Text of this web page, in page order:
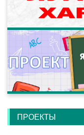
ПРОЕКТЫ